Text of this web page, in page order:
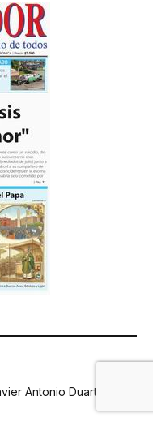
Antonio Duarte por